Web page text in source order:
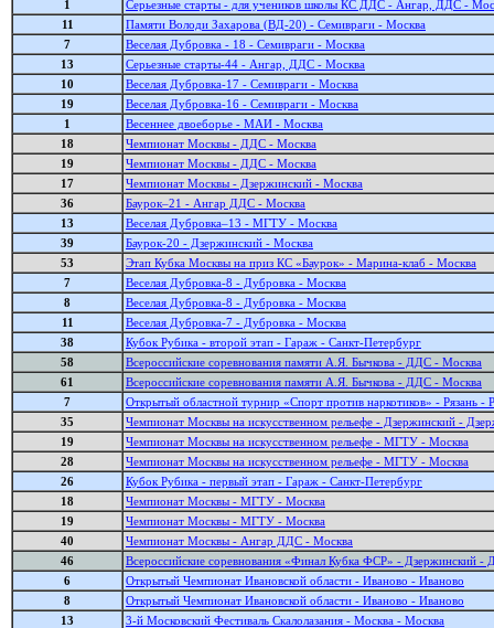
1
Серьезные старты - для учеников школы КС ДДС - Ангар, ДДС -
11
Памяти Володи Захарова (ВД-20) - Семивраги - Москва
7
Веселая Дубровка - 18 - Семивраги - Москва
13
Серьезные старты-44 - Ангар, ДДС - Москва
10
Веселая Дубровка-17 - Семивраги - Москва
19
Веселая Дубровка-16 - Семивраги - Москва
1
Весеннее двоеборье - МАИ - Москва
18
Чемпионат Москвы - ДДС - Москва
19
Чемпионат Москвы - ДДС - Москва
17
Чемпионат Москвы - Дзержинский - Москва
36
Баурок–21 - Ангар ДДС - Москва
13
Веселая Дубровка–13 - МГТУ - Москва
39
Баурок-20 - Дзержинский - Москва
53
Этап Кубка Москвы на приз КС «Баурок» - Марина-клаб - Москва
7
Веселая Дубровка-8 - Дубровка - Москва
8
Веселая Дубровка-8 - Дубровка - Москва
11
Веселая Дубровка-7 - Дубровка - Москва
38
Кубок Рубика - второй этап - Гараж - Санкт-Петербург
58
Всероссийские соревнования памяти А.Я. Бычкова - ДДС - Москва
61
Всероссийские соревнования памяти А.Я. Бычкова - ДДС - Москва
7
Открытый областной турнир «Спорт против наркотиков» - Рязань -
35
Чемпионат Москвы на искусственном рельефе - Дзержинский -
19
Чемпионат Москвы на искусственном рельефе - МГТУ - Москва
28
Чемпионат Москвы на искусственном рельефе - МГТУ - Москва
26
Кубок Рубика - первый этап - Гараж - Санкт-Петербург
18
Чемпионат Москвы - МГТУ - Москва
19
Чемпионат Москвы - МГТУ - Москва
40
Чемпионат Москвы - Ангар ДДС - Москва
46
Всероссийские соревнования «Финал Кубка ФСР» - Дзержинский -
6
Открытый Чемпионат Ивановской области - Иваново - Иваново
8
Открытый Чемпионат Ивановской области - Иваново - Иваново
13
3-й Московский Фестиваль Cкалолазания - Москва - Москва